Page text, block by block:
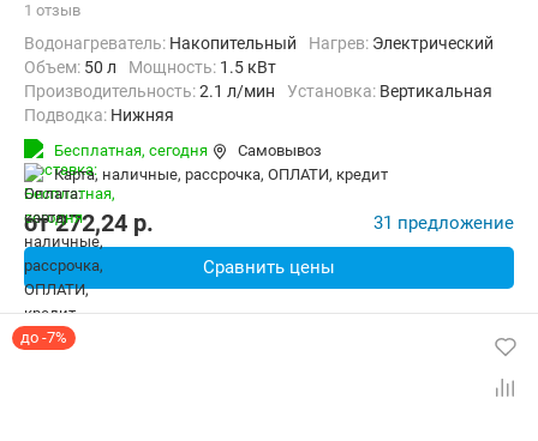
1 отзыв
Водонагреватель: Накопительный нагрев: Электрический
Объем: 50 л Мощность: 1.5 кВт
Производительность:2.1 л/мин Установка: Вертикальная
Подводка: Нижняя
Бесплатная, сегодня
Самовывоз
карта, наличные, рассрочка, ОПЛАТИ, кредит
от272,24 p. 31 предложение
Сравнить цены
до -7%